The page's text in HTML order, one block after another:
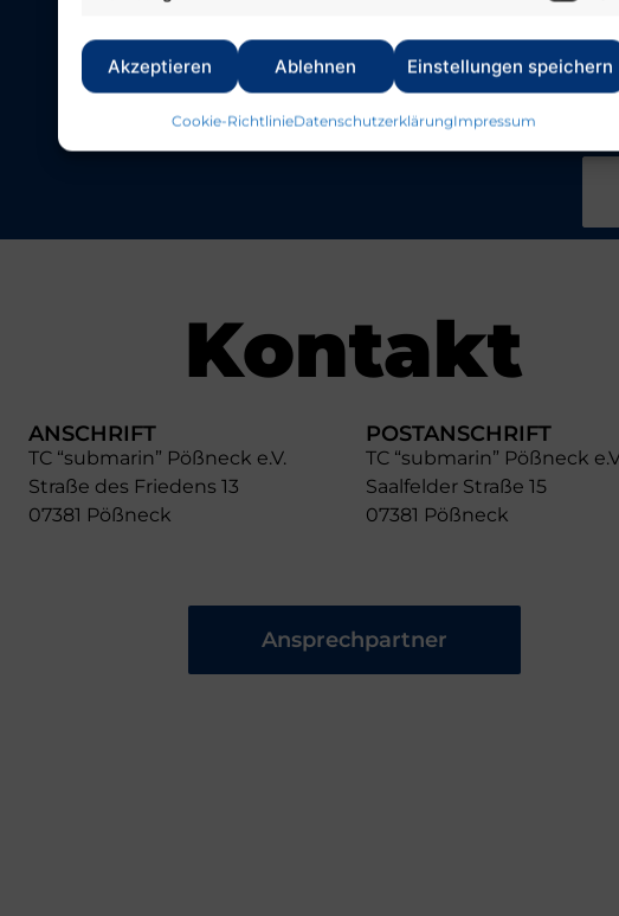
Akzeptieren Ablehnen Einstellungen speichern
Cookie-RichtlinieDatenschutzerklärungImpressum
Kontakt
ANSCHRIFT
TC “submarin” Pößneck e.V.
Straße des Friedens 13
07381 Pößneck
POSTANSCHRIFT
TC “submarin” Pößneck
Saalfelder Straße 15
07381 Pößneck
Ansprechpartner